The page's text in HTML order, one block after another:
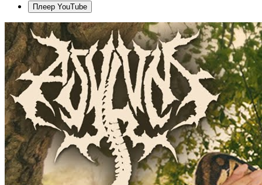
Плеер YouTube